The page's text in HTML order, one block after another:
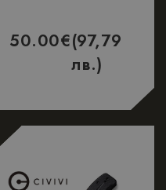
50.00€(97,79
лв.)